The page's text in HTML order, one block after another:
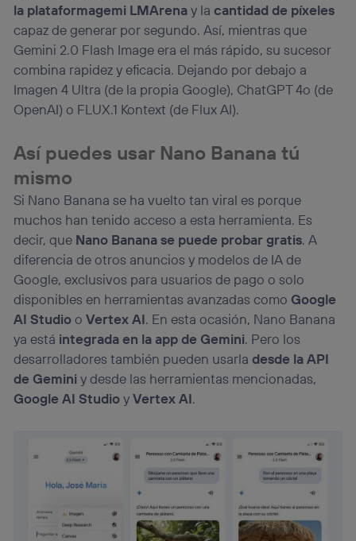
la plataformagemi LMArenay lacantidad de píxeles
capaz de generar por segundo. Así, mientras que
Gemini 2.0 Flash Image era el más rápido, su sucesor
combina rapidez y eficacia. Dejando por debajo a
Imagen 4 Ultra (de la propia Google), ChatGPT 4o (de
OpenAI) o FLUX.1 Kontext (de Flux AI).
Así puedes usar Nano Banana tú
mismo
Si Nano Banana se ha vuelto tan viral es porque
muchos han tenido acceso a esta herramienta. Es
decir, que Nano Banana se puede probar gratis. A
diferencia de otros anuncios y modelos de IA de
Google, exclusivos para usuarios de pago o solo
disponibles en herramientas avanzadas como Google
AI StudiooVertex AI. En esta ocasión, Nano Banana
ya está integrada en la app de Gemini. Pero los
desarrolladores también pueden usarladesde la API
de Gemini y desde las herramientas mencionadas,
Google AI StudioyVertex AI.